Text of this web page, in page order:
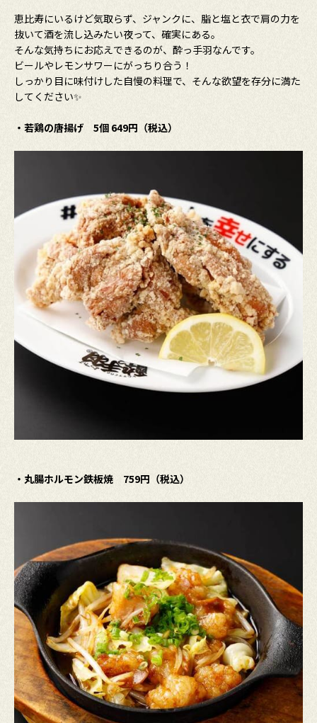
恵比寿にいるけど気取らず、ジャンクに、脂と塩と衣で肩の力を
抜いて酒を流し込みたい夜って、確実にある。
そんな気持ちにお応えできるのが、酔っ手羽なんです。
ビールやレモンサワーにがっちり合う！
しっかり目に味付けした自慢の料理で、そんな欲望を存分に満た
してください✨
・若鶏の唐揚げ 5個 649円（税込）
・丸腸ホルモン鉄板焼 759円（税込）